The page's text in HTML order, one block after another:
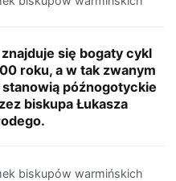
się bogaty cykl
roku, a w tak zwanym
późnogotyckie
biskupa Łukasza